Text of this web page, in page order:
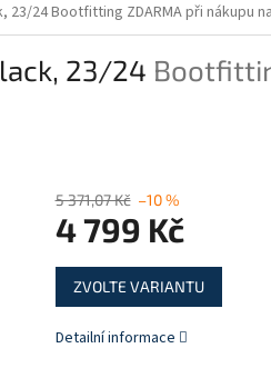
23/24Bootfitting ZDARMA při nákupu
23/24
5 371,07 Kč –10 %
4 799 Kč
Měrná
cena:
ZVOLTE VARIANTU
Detailní informace